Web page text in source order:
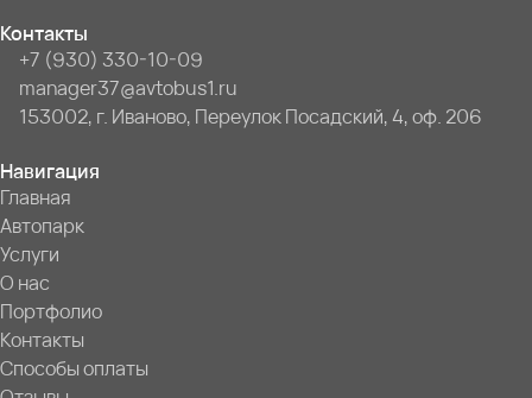
Контакты
+7 (930) 330-10-09
manager37@avtobus1.ru
153002, г. Иваново, Переулок Посадский, 4, оф. 206
Навигация
Главная
Автопарк
Услуги
О нас
Портфолио
Контакты
Способы оплаты